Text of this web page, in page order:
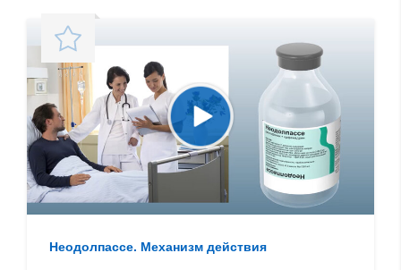
Неодолпассе. Механизм действия